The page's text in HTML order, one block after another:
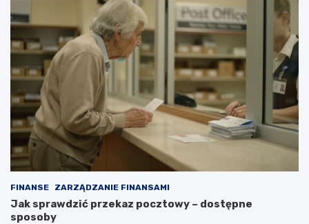
FINANSE ZARZĄDZANIE FINANSAMI
Jak sprawdzić przekaz pocztowy – dostępne
sposoby